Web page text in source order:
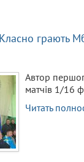
грають
Автор
матчів 1/16
Читать